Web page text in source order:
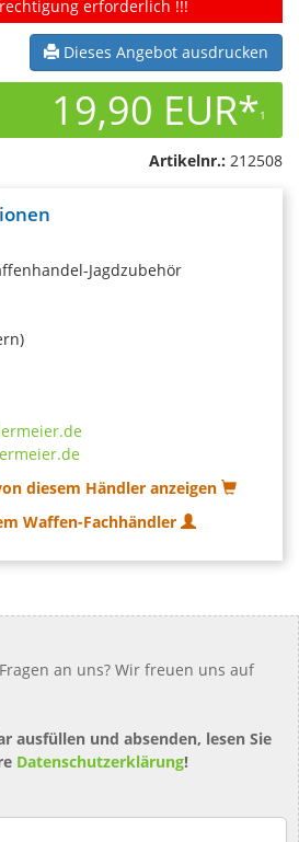
erforderlich !!!
Dieses Angebot ausdrucken
19,90 EUR*1
Artikelnr.: 212508
Jagdzubehör
diesem Händler anzeigen
Waffen-Fachhändler
an uns? Wir freuen uns auf
ausfüllen und absenden, lesen Sie
Datenschutzerklärung!